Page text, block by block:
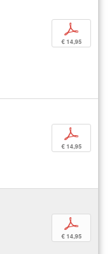
p
€ 14,95
p
€ 14,95
p
€ 14,95